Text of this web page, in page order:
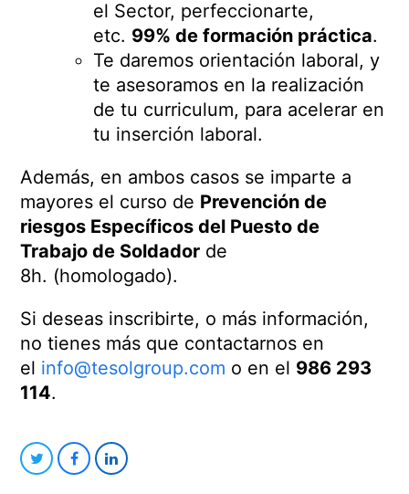
el Sector, perfeccionarte,
etc. 99% de formación práctica.
Te daremos orientación laboral, y
te asesoramos en la realización
de tu curriculum, para acelerar en
tu inserción laboral.
Además, en ambos casos se imparte a
mayores el curso de Prevención de
riesgos Específicos del Puesto de
Trabajo de Soldador de
8h. (homologado).
Si deseas inscribirte, o más información,
no tienes más que contactarnos en
el info@tesolgroup.com o en el 986 293
114.
Compartir
CompartirCompartir